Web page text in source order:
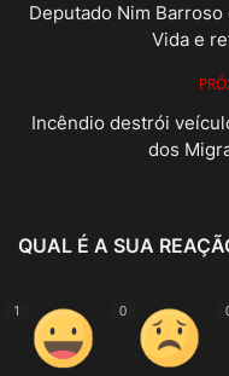
Deputado Nim
Vida e
Incêndio destrói
dos
QUAL É A SUA
1 0